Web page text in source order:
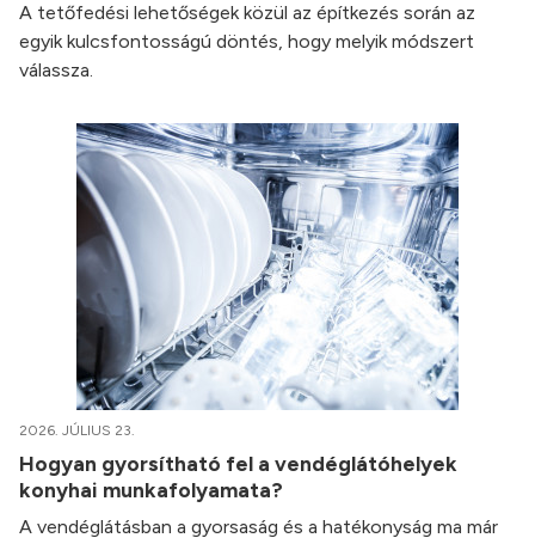
A tetőfedési lehetőségek közül az építkezés során az
egyik kulcsfontosságú döntés, hogy melyik módszert
válassza.
2026. JÚLIUS 23.
Hogyan gyorsítható fel a vendéglátóhelyek
konyhai munkafolyamata?
A vendéglátásban a gyorsaság és a hatékonyság ma már